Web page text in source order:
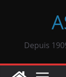
Depuis